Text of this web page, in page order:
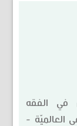
في الفقه
العالميّة -